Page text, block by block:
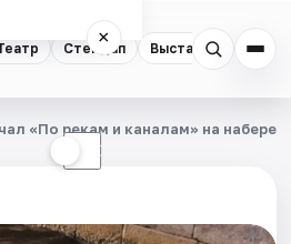
Стендап Выставки
×
☾
«По рекам и каналам» на